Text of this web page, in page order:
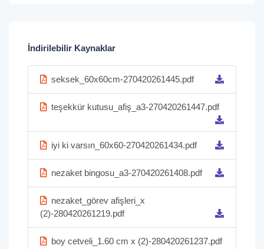
İndirilebilir Kaynaklar
seksek_60x60cm-270420261445.pdf
teşekkür kutusu_afiş_a3-270420261447.pdf
iyi ki varsın_60x60-270420261434.pdf
nezaket bingosu_a3-270420261408.pdf
nezaket_görev afişleri_x
(2)-280420261219.pdf
boy cetveli_1.60 cm x (2)-280420261237.pdf